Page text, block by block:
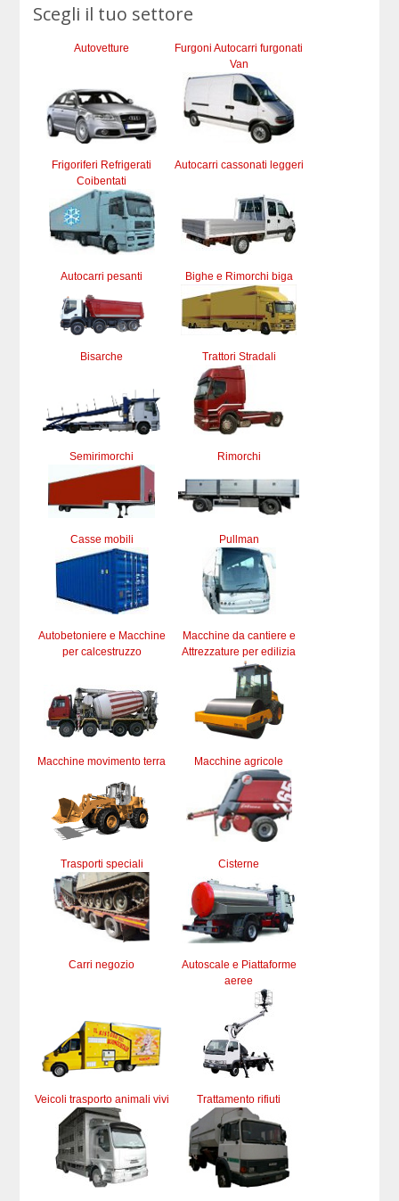
Scegli il tuo settore
Autovetture
Furgoni Autocarri furgonati
Van
Frigoriferi Refrigerati
Coibentati
Autocarri cassonati leggeri
Autocarri pesanti Bighe e Rimorchi biga
Bisarche Trattori Stradali
Semirimorchi Rimorchi
Casse mobili Pullman
Autobetoniere e Macchine
per calcestruzzo
Macchine da cantiere e
Attrezzature per edilizia
Macchine movimento terra Macchine agricole
Trasporti speciali Cisterne
Carri negozio
Autoscale e Piattaforme
aeree
Veicoli trasporto animali vivi Trattamento rifiuti